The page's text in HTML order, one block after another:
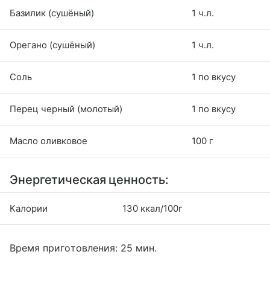
Базилик (сушёный) 1 ч.л.
Орегано (сушёный) 1 ч.л.
Соль 1 по вкусу
Перец черный (молотый) 1 по вкусу
Масло оливковое 100 г
Энергетическая ценность:
Калории 130 ккал/100г
Время приготовления: 25 мин.